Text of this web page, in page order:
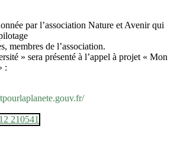
par l’association Nature et Avenir qui
membres de l’association.
» sera présenté à l’appel à projet « Mon
: